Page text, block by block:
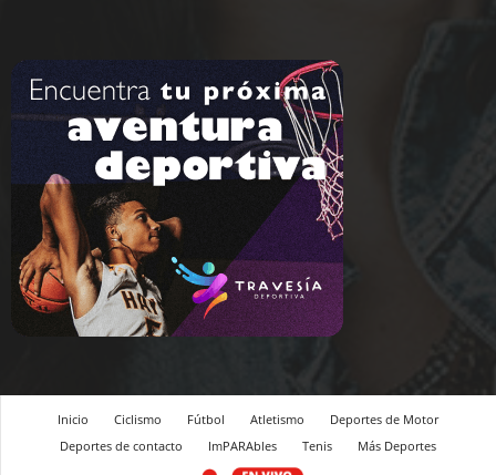
Inicio Ciclismo Fútbol Atletismo
Deportes de Motor
Deportes de contacto
ImPARAbles Tenis Más Deportes